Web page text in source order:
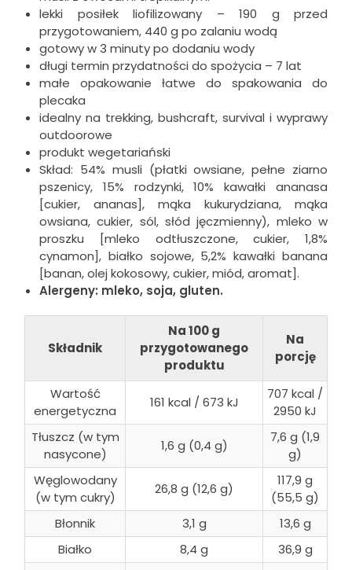
lekki posiłek liofilizowany – 190 g przed
przygotowaniem, 440 g po zalaniu wodą
gotowy w 3 minuty po dodaniu wody
długi termin przydatności do spożycia – 7 lat
małe opakowanie łatwe do spakowania do
plecaka
idealny na trekking, bushcraft, survival i wyprawy
outdoorowe
produkt wegetariański
Skład: 54% musli (płatki owsiane, pełne ziarno
pszenicy, 15% rodzynki, 10% kawałki ananasa
[cukier, ananas], mąka kukurydziana, mąka
owsiana, cukier, sól, słód jęczmienny), mleko w
proszku [mleko odtłuszczone, cukier, 1,8%
cynamon], białko sojowe, 5,2% kawałki banana
[banan, olej kokosowy, cukier, miód, aromat].
Alergeny: mleko, soja, gluten.
Składnik
Na 100 g
przygotowanego
produktu
Na
porcję
Wartość
energetyczna
161 kcal / 673 kJ
707 kcal /
2950 kJ
Tłuszcz (w tym
nasycone)
1,6 g (0,4 g)
7,6 g (1,9
g)
Węglowodany
(w tym cukry)
26,8 g (12,6 g)
117,9 g
(55,5 g)
Błonnik
3,1 g
13,6 g
Białko
8,4 g
36,9 g